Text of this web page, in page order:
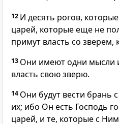
12 И десять рогов,
царей, которые еще не
примут власть со зверем,
13 Они имеют одни мысли
власть свою зверю.
14 Они будут вести брань
их; ибо Он есть Господь
царей, и те, которые с